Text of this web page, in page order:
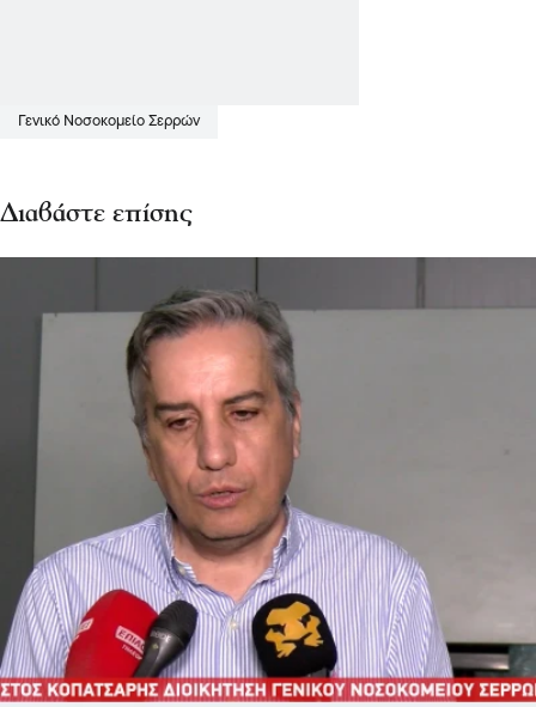
Σχόλια και...άλλα
Προσλήψεις γιατρών στο Νοσοκομείο
Σερρών - Ποιες ειδικότητες
καλύφθηκαν;
28 Ιου 2026, 21:03